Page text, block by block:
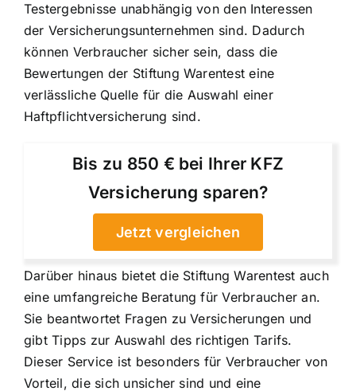
Testergebnisse unabhängig von den Interessen
der Versicherungsunternehmen sind. Dadurch
können Verbraucher sicher sein, dass die
Bewertungen der Stiftung Warentest eine
verlässliche Quelle für die Auswahl einer
Haftpflichtversicherung sind.
Bis zu 850 € bei Ihrer KFZ
Versicherung sparen?
Jetzt vergleichen
Darüber hinaus bietet die Stiftung Warentest auch
eine umfangreiche Beratung für Verbraucher an.
Sie beantwortet Fragen zu Versicherungen und
gibt Tipps zur Auswahl des richtigen Tarifs.
Dieser Service ist besonders für Verbraucher von
Vorteil, die sich unsicher sind und eine